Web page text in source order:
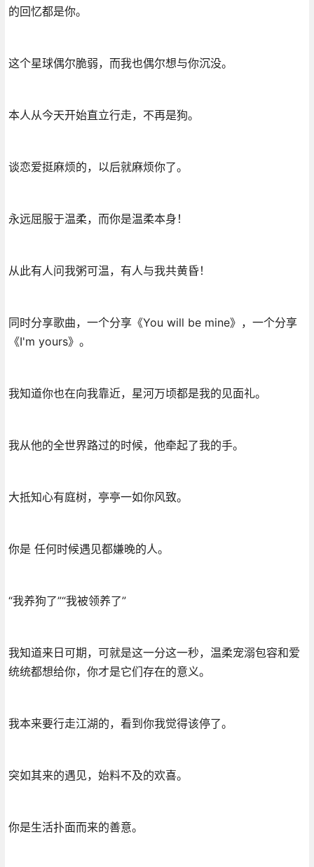
的回忆都是你。
这个星球偶尔脆弱，而我也偶尔想与你沉没。
本人从今天开始直立行走，不再是狗。
谈恋爱挺麻烦的，以后就麻烦你了。
永远屈服于温柔，而你是温柔本身！
从此有人问我粥可温，有人与我共黄昏！
同时分享歌曲，一个分享《You will be mine》，一个分享
《I'm yours》。
我知道你也在向我靠近，星河万顷都是我的见面礼。
我从他的全世界路过的时候，他牵起了我的手。
大抵知心有庭树，亭亭一如你风致。
你是 任何时候遇见都嫌晚的人。
“我养狗了”“我被领养了”
我知道来日可期，可就是这一分这一秒，温柔宠溺包容和爱
统统都想给你，你才是它们存在的意义。
我本来要行走江湖的，看到你我觉得该停了。
突如其来的遇见，始料不及的欢喜。
你是生活扑面而来的善意。